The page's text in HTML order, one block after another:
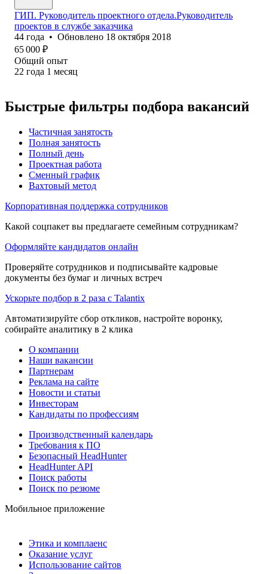
ГИП. Руководитель проектного отдела.Руководитель
проектов в службе заказчика
44 года • Обновлено 18 октября 2018
65 000 ₽
Общий опыт
22 года 1 месяц
Быстрые фильтры подбора вакансий
Частичная занятость
Полная занятость
Полный день
Проектная работа
Сменный график
Вахтовый метод
Корпоративная поддержка сотрудников
Какой соцпакет вы предлагаете семейным сотрудникам?
Оформляйте кандидатов онлайн
Проверяйте сотрудников и подписывайте кадровые
документы без бумаг и личных встреч
Ускорьте подбор в 2 раза с Talantix
Автоматизируйте сбор откликов, настройте воронку,
собирайте аналитику в 2 клика
О компании
Наши вакансии
Партнерам
Реклама на сайте
Новости и статьи
Инвесторам
Кандидаты по профессиям
Производственный календарь
Требования к ПО
Безопасный HeadHunter
HeadHunter API
Поиск работы
Поиск по резюме
Мобильное приложение
Этика и комплаенс
Оказание услуг
Использование сайтов